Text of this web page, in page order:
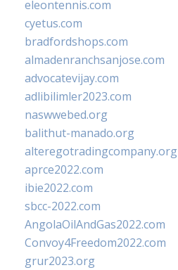
eleontennis.com
cyetus.com
bradfordshops.com
almadenranchsanjose.com
advocatevijay.com
adlibilimler2023.com
naswwebed.org
balithut-manado.org
alteregotradingcompany.org
aprce2022.com
ibie2022.com
sbcc-2022.com
AngolaOilAndGas2022.com
Convoy4Freedom2022.com
grur2023.org